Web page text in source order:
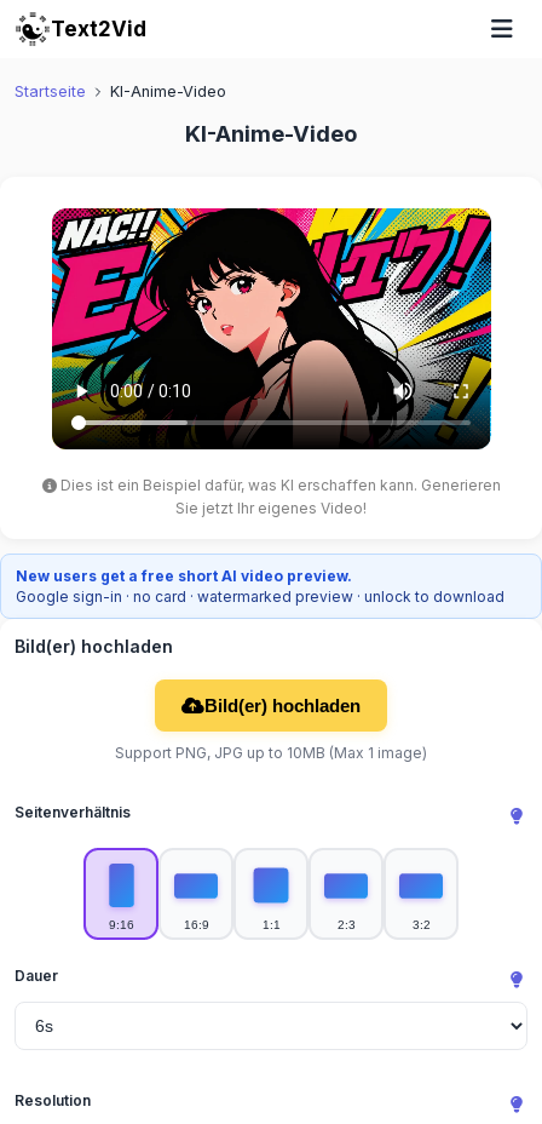
Text2Vid
Startseite KI-Anime-Video
KI-Anime-Video
Dies ist ein Beispiel dafür, was KI erschaffen kann. Generieren
Sie jetzt Ihr eigenes Video!
New users get a free short AI video preview.
Google sign-in · no card · watermarked preview · unlock to download
Bild(er) hochladen
Bild(er) hochladen
Support PNG, JPG up to 10MB (Max 1 image)
Seitenverhältnis
9:16 16:9 1:1 2:3 3:2
Dauer
Resolution